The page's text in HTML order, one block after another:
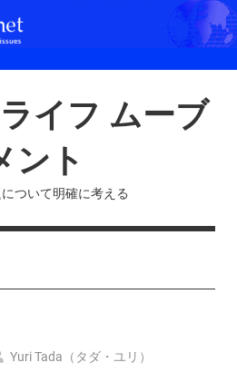
イフ ムーブ
ント
ついて明確に考える
Yuri Tada（タダ・ユリ）